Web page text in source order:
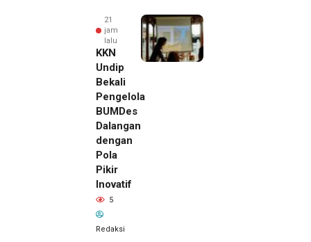
21
jam
lalu
KKN
Undip
Bekali
Pengelola
BUMDes
Dalangan
dengan
Pola
Pikir
Inovatif
5
Redaksi
Pemilik
Royal
Phone